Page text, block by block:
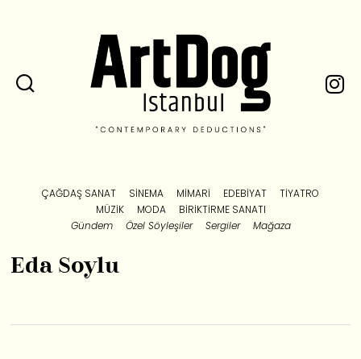
ÇAĞDAŞ SANAT SINEMA MIMARI EDEBIYAT
TIYATRO
MÜZIK
MODA
BIRIKTIRME SANATI
Gündem
Özel Söyleşiler Sergiler Mağaza
Eda Soylu